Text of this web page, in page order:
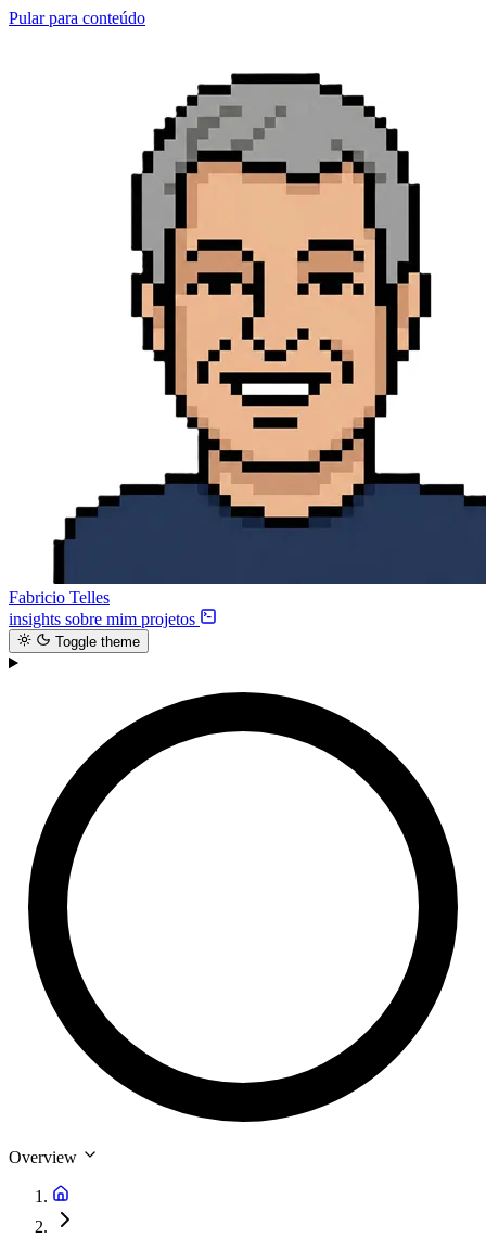
Pular para conteúdo
Fabricio Telles
insights sobre mim projetos
Toggle theme
Overview